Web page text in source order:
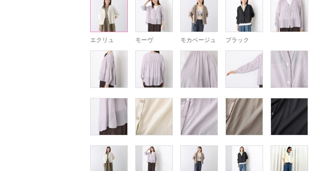
エクリュ モーヴ モカベージュ ブラック